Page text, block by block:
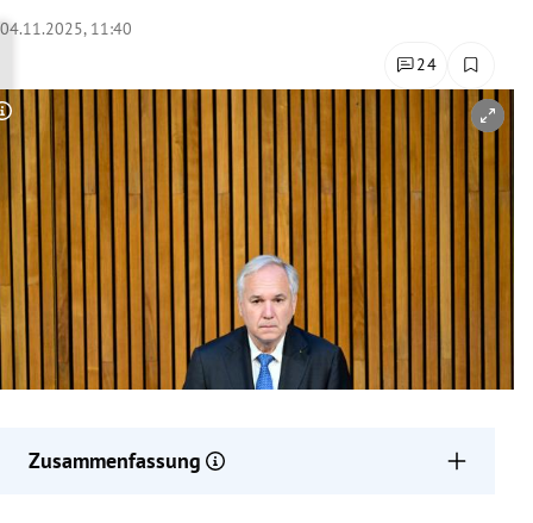
Untermenü
Untermenü
Untermenü
Untermenü
Untermenü
Untermenü
Untermenü
04.11.2025, 11:40
24
Copyright-Hinweis öffnen/schließen
Zusammenfassung